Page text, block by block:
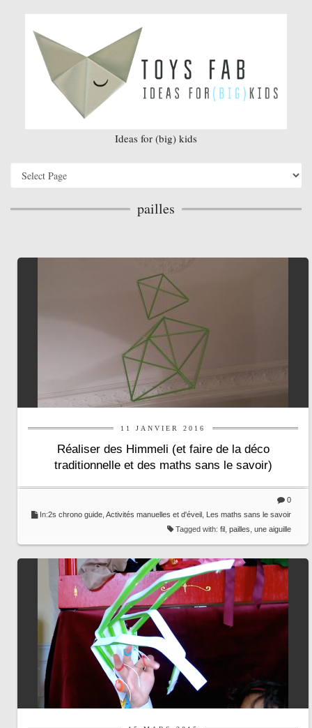
Ideas for (big) kids
pailles
11 JANVIER 2016
Réaliser des Himmeli (et faire de la déco
traditionnelle et des maths sans le savoir)
0
In:2s chrono guide, Activités manuelles et d'éveil , Les maths sans le savoir
Tagged with: fil , pailles, une aiguille